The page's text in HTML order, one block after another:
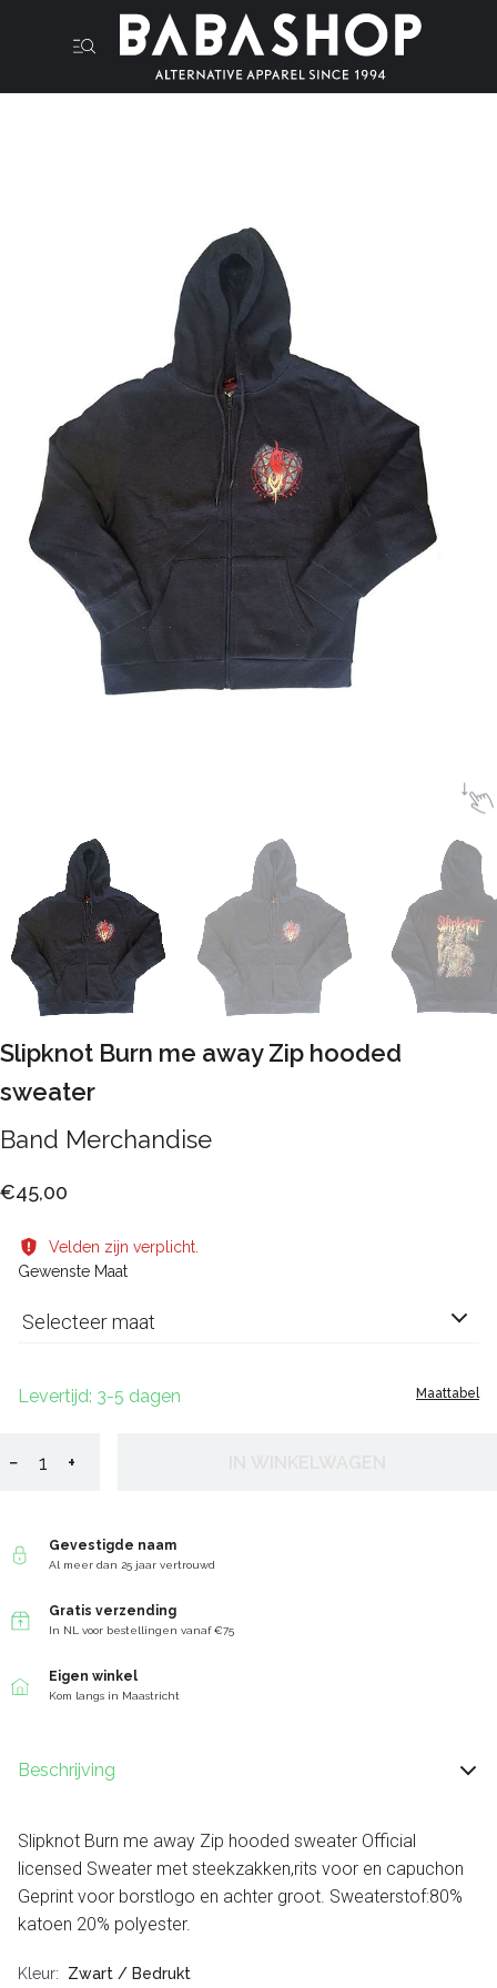
Slipknot Burn me away Zip hooded
sweater
Band Merchandise
€45,00
Velden zijn verplicht.
Gewenste Maat
Selecteer maat
Maattabel
Levertijd: 3-5 dagen
− +
Gevestigde naam
Al meer dan 25 jaar vertrouwd
Gratis verzending
In NL voor bestellingen vanaf €75
Eigen winkel
Kom langs in Maastricht
Beschrijving
Slipknot Burn me away Zip hooded sweater Official
licensed Sweater met steekzakken,rits voor en capuchon
Geprint voor borstlogo en achter groot. Sweaterstof:80%
katoen 20% polyester.
Kleur Zwart / Bedrukt